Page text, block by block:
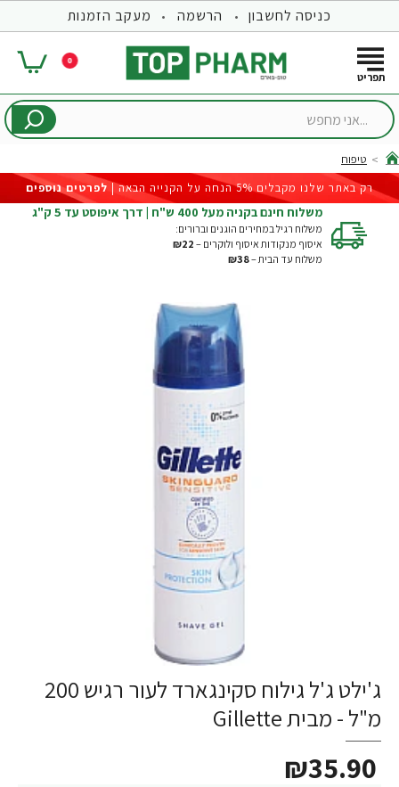
כניסה לחשבון הרשמה מעקב הזמנות
0
...אני
home
טיפוח
רק באתר שלנו מקבלים 5% הנחה על הקנייה הבאה |
לפרטים נוספים
משלוח חינם בקניה מעל 400 ש"ח | דרך איפוסט עד 5 ק"ג
משלוח רגיל במחירים הוגנים וברורים:
איסוף מנקודות איסוף ולוקרים – ₪22
משלוח עד הבית –₪38
ג'ילט ג'ל גילוח סקינגארד לעור רגיש 200
מ"ל - מבית Gillette
₪35.90